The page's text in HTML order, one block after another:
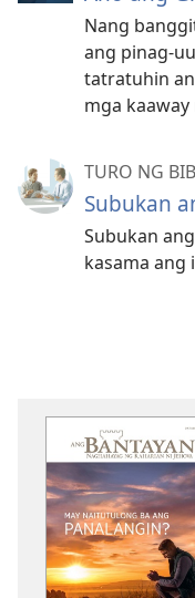
Nang
ang pinag-
tatratuhin
mga kaaway
TURO NG
Subukan
Subukan
kasama ang